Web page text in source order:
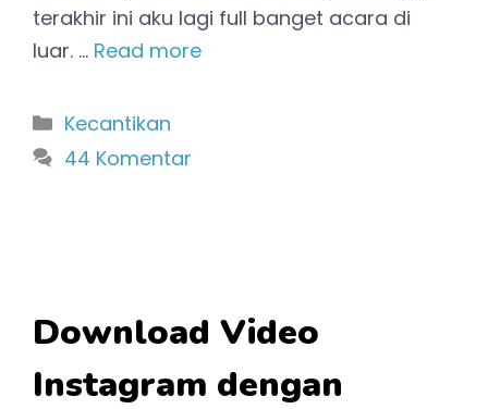
terakhir ini aku lagi full banget acara di
luar. … Read more
Kategori
Kecantikan
44 Komentar
Download Video
Instagram dengan